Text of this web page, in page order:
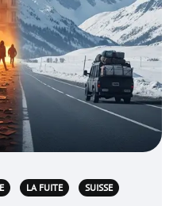
LA FUITE SUISSE